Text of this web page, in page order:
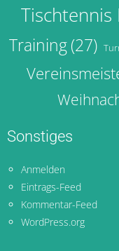
Tischtennis
Training(27)
Sonstiges
Anmelden
Eintrags-Feed
Kommentar-Feed
WordPress.org